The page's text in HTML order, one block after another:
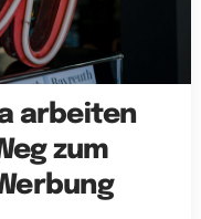
arbeiten
zum